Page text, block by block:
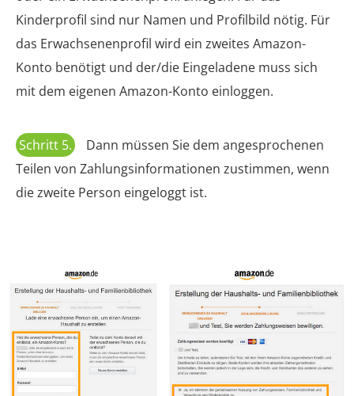
Kinderprofil sind nur Namen und Profilbild nötig. Für
das Erwachsenenprofil wird ein zweites Amazon-
Konto benötigt und der/die Eingeladene muss sich
mit dem eigenen Amazon-Konto einloggen.
Schritt 5.
Dann müssen Sie dem angesprochenen
Teilen von Zahlungsinformationen zustimmen, wenn
die zweite Person eingeloggt ist.